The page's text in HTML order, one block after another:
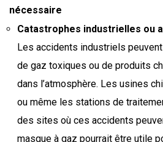
nécessaire
Catastrophes industrielles ou
Les accidents industriels
de gaz toxiques ou de produits
dans l’atmosphère. Les usines
ou même les stations de
des sites où ces accidents
masque à gaz pourrait être utile